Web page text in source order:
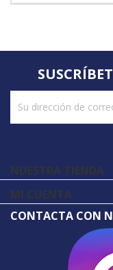
NUESTRA TIENDA
MI CUENTA
CONTACTA CON